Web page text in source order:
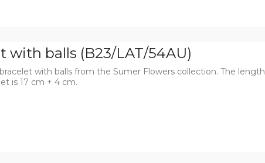
with balls (B23/LAT/54AU)
with balls from the Sumer Flowers collection. The length
is 17 cm + 4 cm.